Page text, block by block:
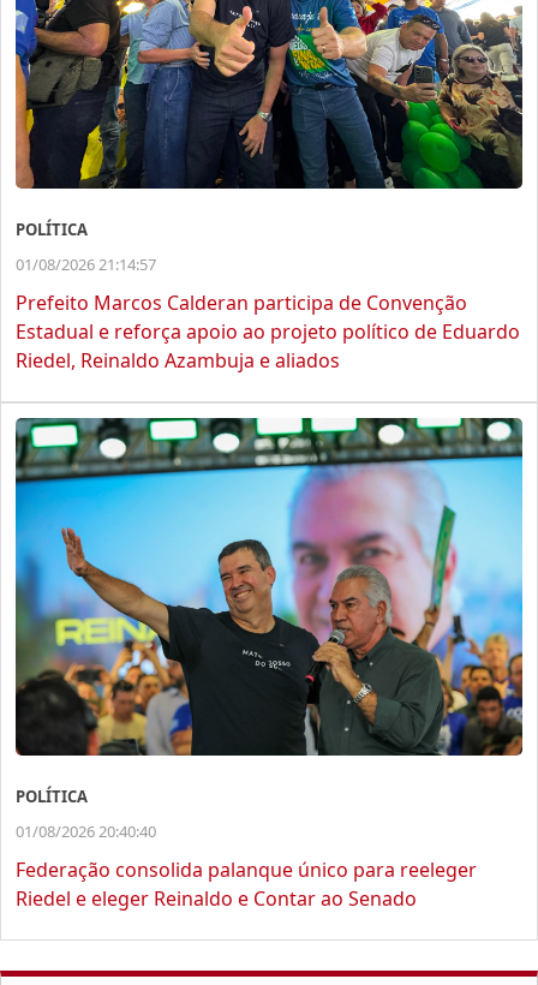
POLÍTICA
01/08/2026 21:14:57
Prefeito Marcos Calderan participa de Convenção
Estadual e reforça apoio ao projeto político de Eduardo
Riedel, Reinaldo Azambuja e aliados
POLÍTICA
01/08/2026 20:40:40
Federação consolida palanque único para reeleger
Riedel e eleger Reinaldo e Contar ao Senado